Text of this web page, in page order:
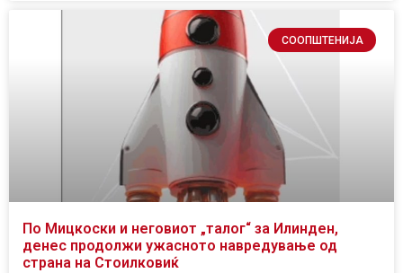
СООПШТЕНИЈА
По Мицкоски и неговиот „талог“ за Илинден,
денес продолжи ужасното навредување од
страна на Стоилковиќ